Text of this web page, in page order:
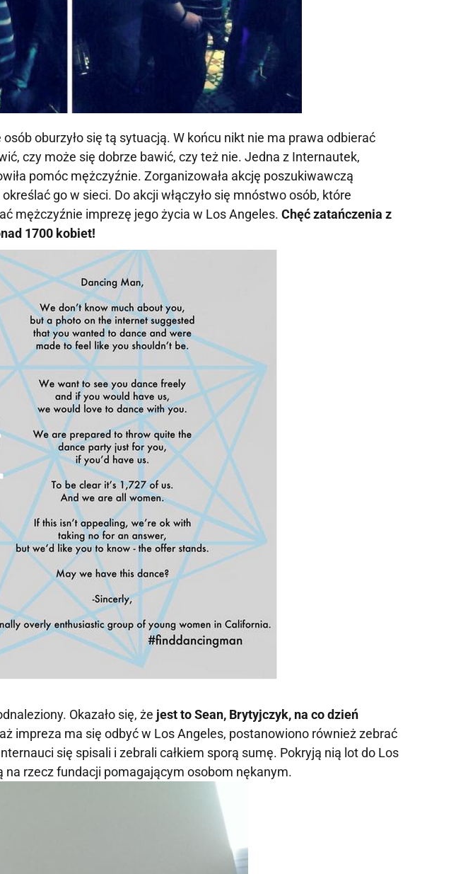
oburzyło się tą sytuacją. W końcu nikt nie ma prawa odbierać
czy może się dobrze bawić, czy też nie. Jedna z Internautek,
pomóc mężczyźnie. Zorganizowała akcję poszukiwawczą
go w sieci. Do akcji włączyło się mnóstwo osób, które
mężczyźnie imprezę jego życia w Los Angeles.Chęć zatańczenia z
1700 kobiet!
Okazało się, że jest to Sean, Brytyjczyk, na co dzień
impreza ma się odbyć w Los Angeles, postanowiono również zebrać
się spisali i zebrali całkiem sporą sumę. Pokryją nią lot do Los
na rzecz fundacji pomagającym osobom nękanym.